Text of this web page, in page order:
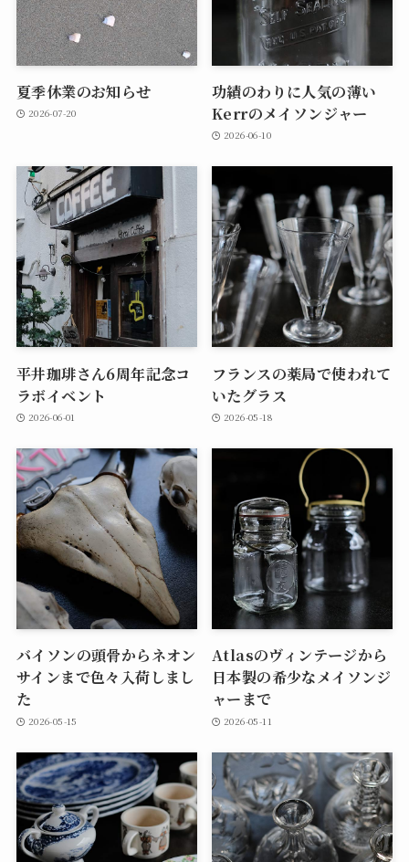
夏季休業のお知らせ
2026-07-20
功績のわりに人気の薄い
Kerrのメイソンジャー
2026-06-10
平井珈琲さん6周年記念コ
ラボイベント
2026-06-01
フランスの薬局で使われて
いたグラス
2026-05-18
バイソンの頭骨からネオン
サインまで色々入荷しまし
た
2026-05-15
Atlasのヴィンテージから
日本製の希少なメイソンジ
ャーまで
2026-05-11